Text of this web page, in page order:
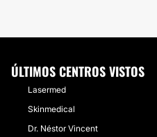
ÚLTIMOS CENTROS VISTOS
Lasermed
Skinmedical
Dr. Néstor Vincent